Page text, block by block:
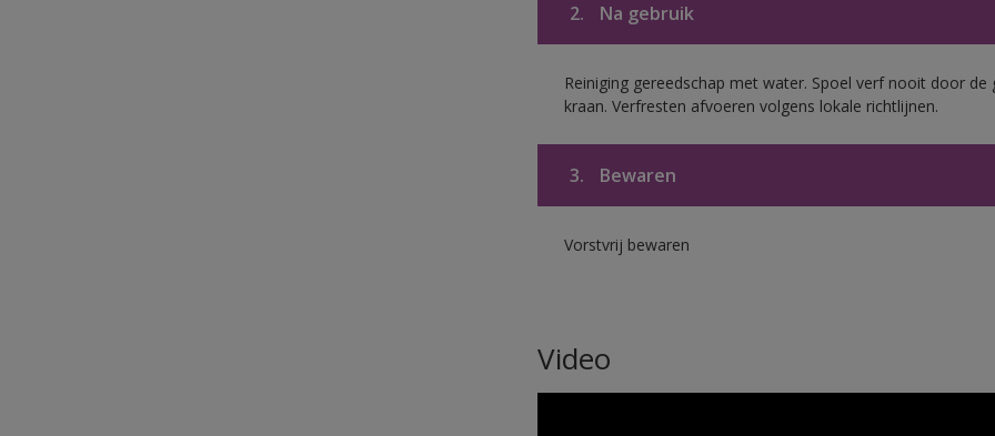
2. Na gebruik
Reiniging gereedschap met water. Spoel verf nooit door
kraan. Verfresten afvoeren volgens lokale richtlijnen.
3. Bewaren
Vorstvrij bewaren
Video